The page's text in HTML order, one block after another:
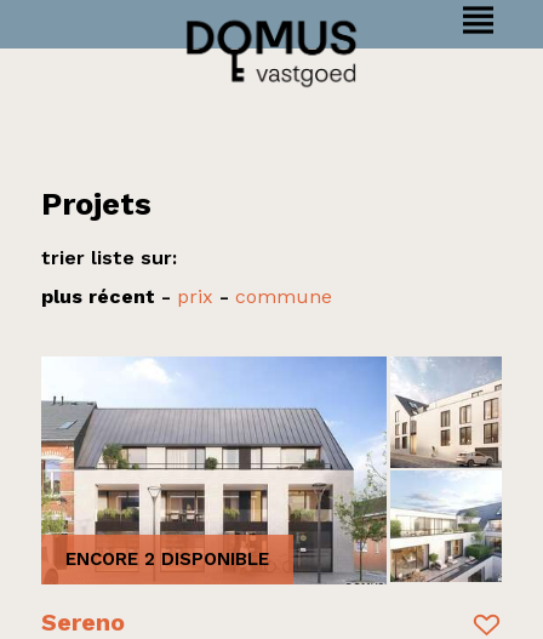
Projets
trier liste sur:
plus récent - prix - commune
ENCORE 2 DISPONIBLE
Sereno